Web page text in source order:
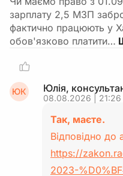
зарплату 2,5 МЗП
фактично працюють у
обов'язково платити…
ЮК Юлія,
08.08.2026 | 21:26
Так, маєте.
Відповідно
https://
2023-